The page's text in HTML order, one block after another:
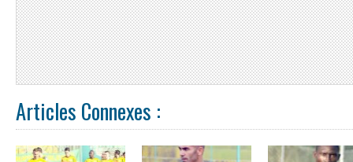
Articles Connexes :